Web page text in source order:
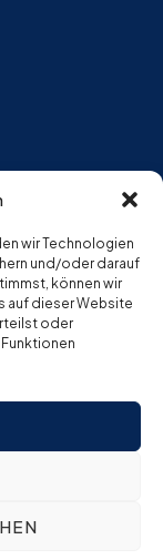
wir Technologien
und/oder darauf
können wir
auf dieser Website
oder